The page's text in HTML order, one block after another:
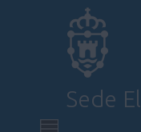
Sede